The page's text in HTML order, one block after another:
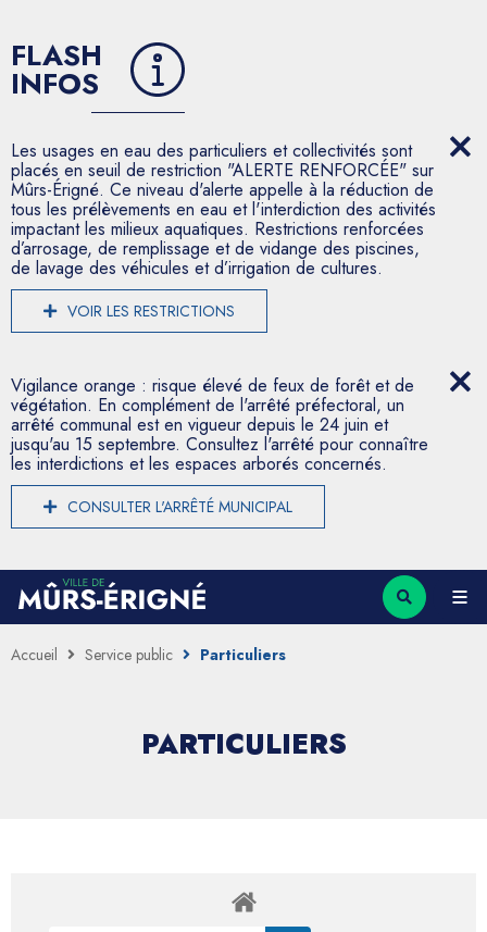
FLASH
INFOS
Les usages en eau des particuliers et collectivités sont
placés en seuil de restriction "ALERTE RENFORCÉE" sur
Mûrs-Érigné. Ce niveau d'alerte appelle à la réduction de
tous les prélèvements en eau et l'interdiction des activités
impactant les milieux aquatiques. Restrictions renforcées
d’arrosage, de remplissage et de vidange des piscines,
de lavage des véhicules et d’irrigation de cultures.
VOIR LES RESTRICTIONS
Vigilance orange : risque élevé de feux de forêt et de
végétation. En complément de l'arrêté préfectoral, un
arrêté communal est en vigueur depuis le 24 juin et
jusqu'au 15 septembre. Consultez l'arrêté pour connaître
les interdictions et les espaces arborés concernés.
CONSULTER L'ARRÊTÉ MUNICIPAL
Accueil Service public Particuliers
PARTICULIERS